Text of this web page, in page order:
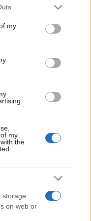
one or more Google
You may click to
third-party tags to
in below Google
my
my
the
storage
on web or